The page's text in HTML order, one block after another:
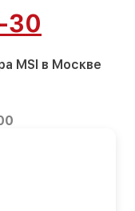
30
MSI в Москве